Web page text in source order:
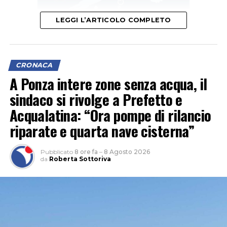
indice di 6 infortuni mortali ogni 100mila occupati, il
territorio pontino si è posizionato subito dopo
Frosinone (6,3) e prima di Rieti (5,1), Viterbo (4) e Roma
(3,1)”.
LEGGI L’ARTICOLO COMPLETO
CRONACA
A Ponza intere zone senza acqua, il
sindaco si rivolge a Prefetto e
Acqualatina: “Ora pompe di rilancio
riparate e quarta nave cisterna”
Pubblicato 8 ore fa – 8 Agosto 2026
da Roberta Sottoriva